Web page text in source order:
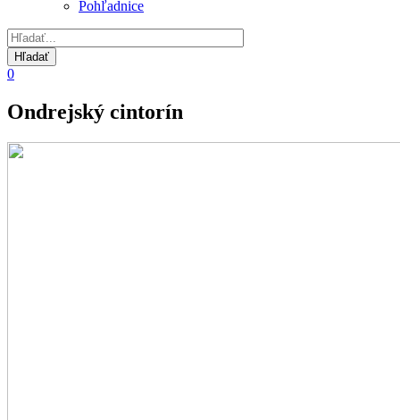
Pohľadnice
0
Ondrejský cintorín